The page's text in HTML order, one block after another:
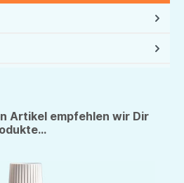
Artikel empfehlen wir Dir